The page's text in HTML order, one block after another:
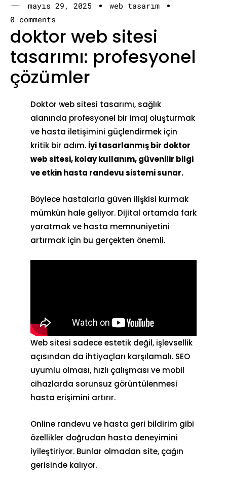
mayıs 29, 2025
web tasarım
0 comments
doktor web sitesi
tasarımı: profesyonel
çözümler
Doktor web sitesi tasarımı, sağlık
alanında profesyonel bir imaj oluşturmak
ve hasta iletişimini güçlendirmek için
kritik bir adım. İyi tasarlanmış bir doktor
web sitesi, kolay kullanım, güvenilir bilgi
ve etkin hasta randevu sistemi sunar.
Böylece hastalarla güven ilişkisi kurmak
mümkün hale geliyor. Dijital ortamda fark
yaratmak ve hasta memnuniyetini
artırmak için bu gerçekten önemli.
Web sitesi sadece estetik değil, işlevsellik
açısından da ihtiyaçları karşılamalı. SEO
uyumlu olması, hızlı çalışması ve mobil
cihazlarda sorunsuz görüntülenmesi
hasta erişimini artırır.
Online randevu ve hasta geri bildirim gibi
özellikler doğrudan hasta deneyimini
iyileştiriyor. Bunlar olmadan site, çağın
gerisinde kalıyor.